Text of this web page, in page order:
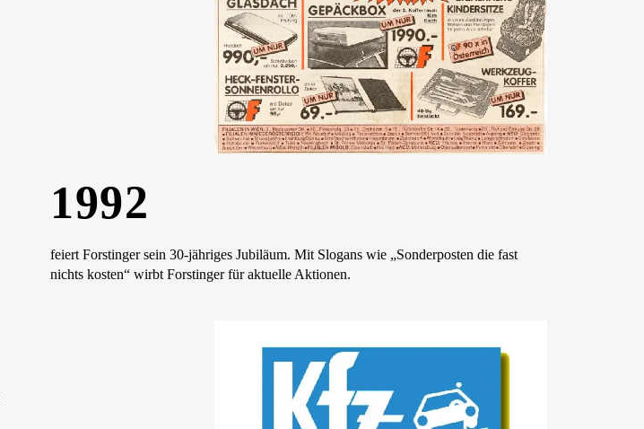
1992
feiert Forstinger sein 30-jähriges Jubiläum. Mit Slogans wie „Sonderposten die fast
nichts kosten“ wirbt Forstinger für aktuelle Aktionen.